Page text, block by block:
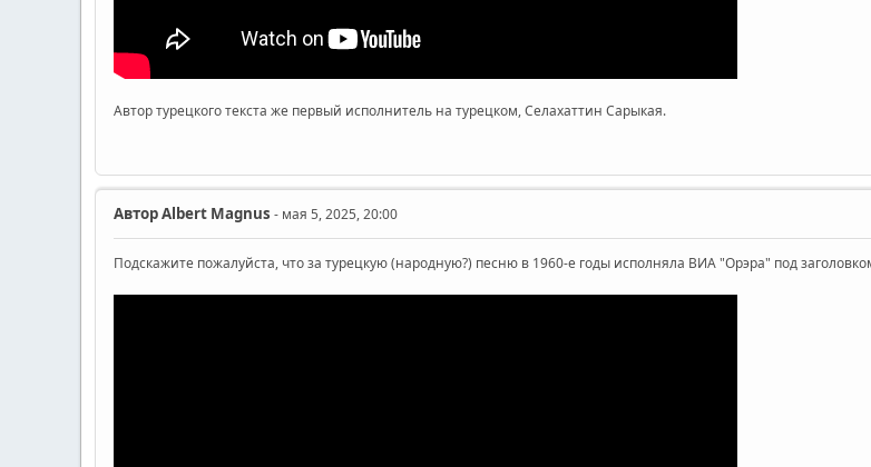
Автор турецкого текста же первый исполнитель на турецком, Селахаттин Сарыкая.
АвторAlbert Magnus - мая 5, 2025, 20:00
Подскажите пожалуйста, что за турецкую (народную?) песню в 1960-е годы исполняла ВИА "Орэра" под